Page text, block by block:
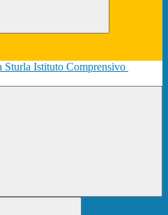
Istituto Comprensivo